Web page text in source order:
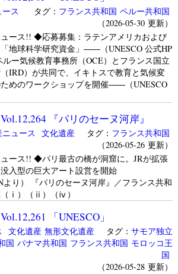
ス タグ： フランス共和国 ペルー共和国
（2026-05-30 更新）
ース!! ◆応募募集：ラテンアメリカおよび
地球科学研究資金」――（UNESCO 公式HP
ー気候教育事務所（OCE）とフランス国立
IRD）が共同で、イキトスで教育と気候変
めのワークショップを開催――（UNESCO
『パリのセーヌ河岸』
ュース 文化遺産タグ： フランス共和国
（2026-05-26 更新）
ース!! ◆パリ最古の橋が洞窟に。JRが拡張
入型の巨大アート設営を開始
り） 『パリのセーヌ河岸』／フランス共和
ⅰ）（ⅱ）（ⅳ）
「UNESCO」
文化遺産 無形文化遺産タグ： サモア独立
国 パナマ共和国 フランス共和国 モロッコ王
国
（2026-05-28 更新）